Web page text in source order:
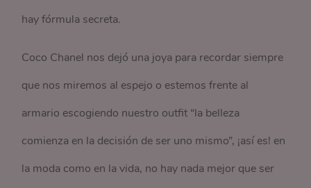
hay fórmula secreta.
Coco Chanel nos dejó una joya para recordar siempre
que nos miremos al espejo o estemos frente al
armario escogiendo nuestro outfit “la belleza
comienza en la decisión de ser uno mismo”, ¡así es! en
la moda como en la vida, no hay nada mejor que ser